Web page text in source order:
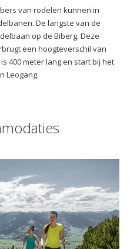
van rodelen kunnen in
De langste van de
op de Biberg. Deze
een hoogteverschil van
400 meter lang en start bij het
Leogang.